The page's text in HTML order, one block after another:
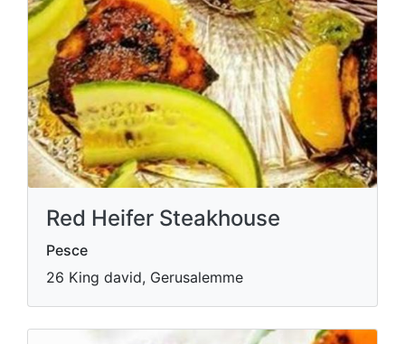
Red Heifer Steakhouse
Pesce
26 King david, Gerusalemme